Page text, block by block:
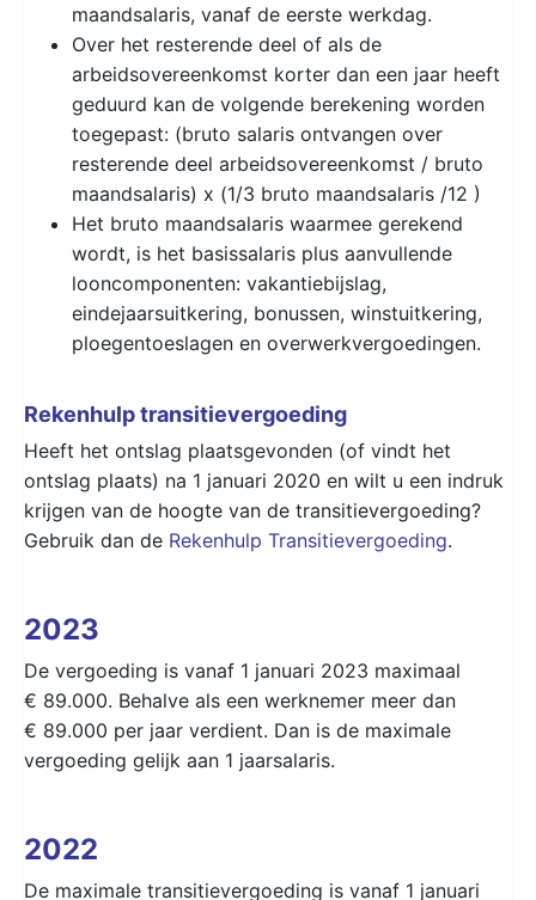
maandsalaris, vanaf de eerste werkdag.
Over het resterende deel of als de
arbeidsovereenkomst korter dan een jaar heeft
geduurd kan de volgende berekening worden
toegepast: (bruto salaris ontvangen over
resterende deel arbeidsovereenkomst / bruto
maandsalaris) x (1/3 bruto maandsalaris /12 )
Het bruto maandsalaris waarmee gerekend
wordt, is het basissalaris plus aanvullende
looncomponenten: vakantiebijslag,
eindejaarsuitkering, bonussen, winstuitkering,
ploegentoeslagen en overwerkvergoedingen.
Rekenhulp transitievergoeding
Heeft het ontslag plaatsgevonden (of vindt het
ontslag plaats) na 1 januari 2020 en wilt u een indruk
krijgen van de hoogte van de transitievergoeding?
Gebruik dan de Rekenhulp Transitievergoeding.
2023
De vergoeding is vanaf 1 januari 2023 maximaal
€ 89.000. Behalve als een werknemer meer dan
€ 89.000 per jaar verdient. Dan is de maximale
vergoeding gelijk aan 1 jaarsalaris.
2022
De maximale transitievergoeding is vanaf 1 januari